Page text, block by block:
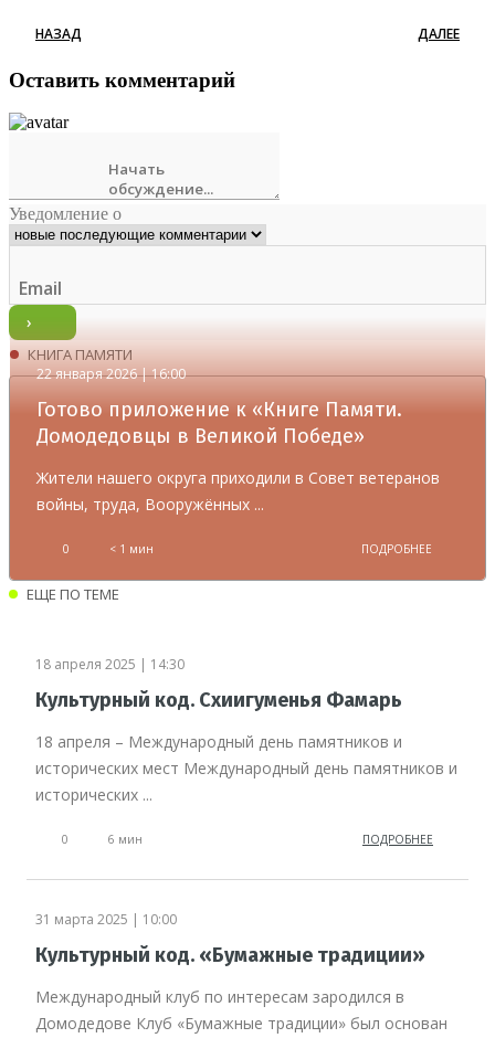
НАЗАД ДАЛЕЕ
Оставить комментарий
Уведомление о
КНИГА ПАМЯТИ
Готово приложение к «Книге Памяти.
Домодедовцы в Великой Победе»
22 января 2026 | 16:00
Жители нашего округа приходили в Совет ветеранов
войны, труда, Вооружённых ...
0 < 1 мин ПОДРОБНЕЕ
ЕЩЕ ПО ТЕМЕ
18 апреля 2025 | 14:30
Культурный код. Схиигуменья Фамарь
18 апреля – Международный день памятников и
исторических мест Международный день памятников и
исторических ...
0 6 мин ПОДРОБНЕЕ
31 марта 2025 | 10:00
Культурный код. «Бумажные традиции»
Международный клуб по интересам зародился в
Домодедове Клуб «Бумажные традиции» был основан